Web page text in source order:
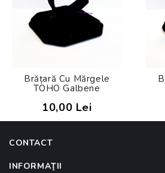
Brățară Cu Mărgele
TOHO Galbene
10,00 Lei
CONTACT
INFORMAŢII